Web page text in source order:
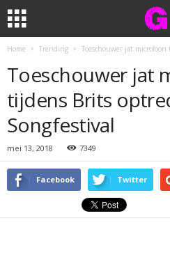
Home Trending Toeschouwer jat
Toeschouwer jat
tijdens Brits
Songfestival
mei 13, 2018 7349
Facebook Twitter